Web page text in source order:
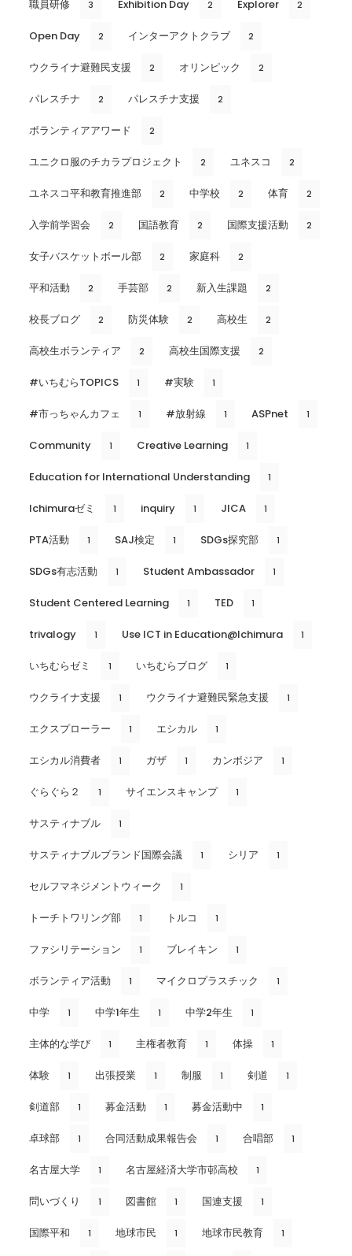
職員研修 3 Exhibition Day 2 Explorer 2
Open Day 2 インターアクトクラブ 2
ウクライナ避難民支援 2 オリンピック 2
パレスチナ 2 パレスチナ支援 2
ボランティアアワード 2
ユニクロ服のチカラプロジェクト 2 ユネスコ 2
ユネスコ平和教育推進部 2 中学校 2 体育 2
入学前学習会 2 国語教育 2 国際支援活動 2
女子バスケットボール部 2 家庭科 2
平和活動 2 手芸部 2 新入生課題 2
校長ブログ 2 防災体験 2 高校生 2
高校生ボランティア 2 高校生国際支援 2
#いちむらTOPICS 1 #実験 1
#市っちゃんカフェ 1 #放射線 1 ASPnet 1
Community 1 Creative Learning 1
Education for International Understanding 1
Ichimuraゼミ 1 inquiry 1 JICA 1
PTA活動 1 SAJ検定 1 SDGs探究部 1
SDGs有志活動 1 Student Ambassador 1
Student Centered Learning 1 TED 1
trivalogy 1 Use ICT in Education@Ichimura 1
いちむらゼミ 1 いちむらブログ 1
ウクライナ支援 1 ウクライナ避難民緊急支援 1
エクスプローラー 1 エシカル 1
エシカル消費者 1 ガザ 1 カンボジア 1
ぐらぐら２ 1 サイエンスキャンプ 1
サスティナブル 1
サスティナブルブランド国際会議 1 シリア 1
セルフマネジメントウィーク 1
トーチトワリング部 1 トルコ 1
ファシリテーション 1 ブレイキン 1
ボランティア活動 1 マイクロプラスチック 1
中学 1 中学1年生 1 中学2年生 1
主体的な学び 1 主権者教育 1 体操 1
体験 1 出張授業 1 制服 1 剣道 1
剣道部 1 募金活動 1 募金活動中 1
卓球部 1 合同活動成果報告会 1 合唱部 1
名古屋大学 1 名古屋経済大学市邨高校 1
問いづくり 1 図書館 1 国連支援 1
国際平和 1 地球市民 1 地球市民教育 1